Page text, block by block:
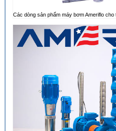
Các dòng sản phẩm máy bơm Ameriflo